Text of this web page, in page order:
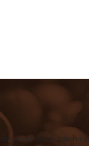
o nowościach i